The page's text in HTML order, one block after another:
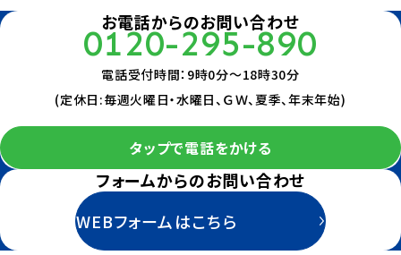
更地
借地期間/地代(月額)
敷金/保証金
-/-
維持費等
-
引渡し
お電話からのお問い合わせ
0120-295-890
電話受付時間：9時0分～18時30分
(定休日:毎週火曜日・水曜日、ＧＷ、夏季、年末年始)
タップで電話をかける
フォームからのお問い合わせ
WEBフォームはこちら